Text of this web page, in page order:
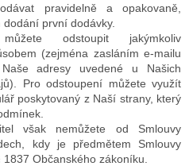
pravidelně a opakovaně,
první dodávky.
odstoupit jakýmkoliv
(zejména zasláním e-mailu
adresy uvedené u Našich
Pro odstoupení můžete využít
poskytovaný z Naší strany, který
však nemůžete od Smlouvy
kdy je předmětem Smlouvy
Občanského zákoníku.